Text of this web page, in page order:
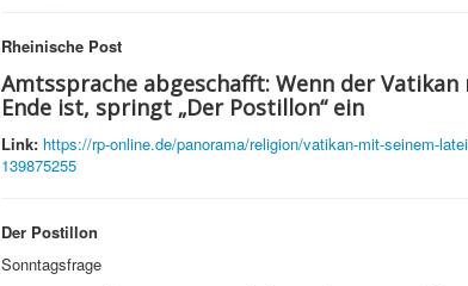
Rheinische Post
Amtssprache abgeschafft: Wenn der
Ende ist, springt „Der Postillon“ ein
Link: https://rp-online.de/panorama/religion/vatikan-mit-seinem-
139875255
Der Postillon
Sonntagsfrage